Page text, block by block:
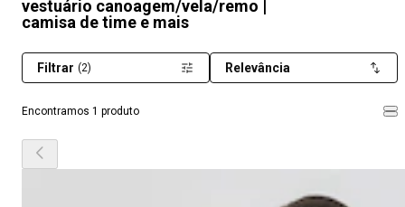
vestuário canoagem/vela/remo |
camisa de time e mais
Encontramos 1 produto
Filtrar (2) Relevância